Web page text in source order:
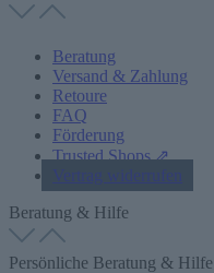
Beratung
Versand & Zahlung
Retoure
FAQ
Förderung
Trusted Shops ⇗
Vertrag widerrufen
Beratung & Hilfe
Persönliche Beratung & Hilfe